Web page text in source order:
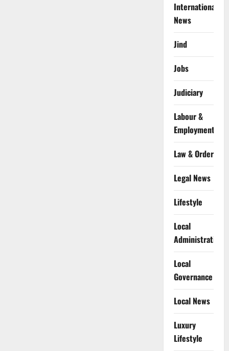
International
News
Jind
Jobs
Judiciary
Labour &
Employment
Law & Order
Legal News
Lifestyle
Local
Administration
Local
Governance
Local News
Luxury
Lifestyle